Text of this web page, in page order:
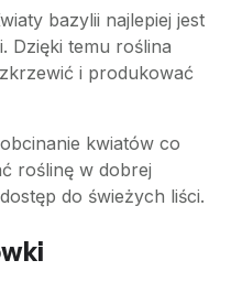
bazylii najlepiej jest
Dzięki temu roślina
i produkować
kwiatów co
roślinę w dobrej
do świeżych liści.